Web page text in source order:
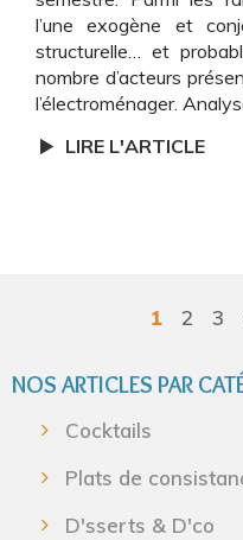
l’une exogène et
structurelle… et
nombre d’acteurs
l’électroménager.
LIRE L'ARTICLE
1 2 3
NOS ARTICLES PAR
Cocktails
Plats de
D'sserts & D'co